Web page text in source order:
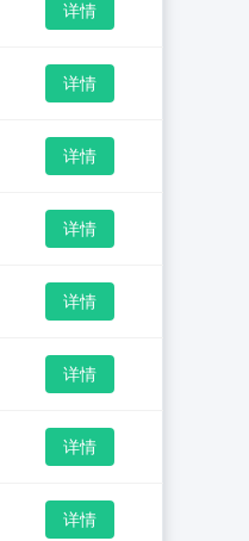
详情
详情
详情
详情
详情
详情
详情
详情